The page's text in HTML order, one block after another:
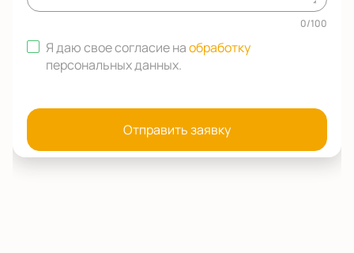
0/100
Я даю свое согласие наобработку
персональных данных.
Отправить заявку